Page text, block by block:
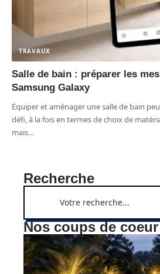
TRAVAUX
Salle de bain : préparer les
Samsung Galaxy
Équiper et aménager une salle de bain
défi, à la fois en termes de choix de
mais…
Recherche
Nos coups de coeur